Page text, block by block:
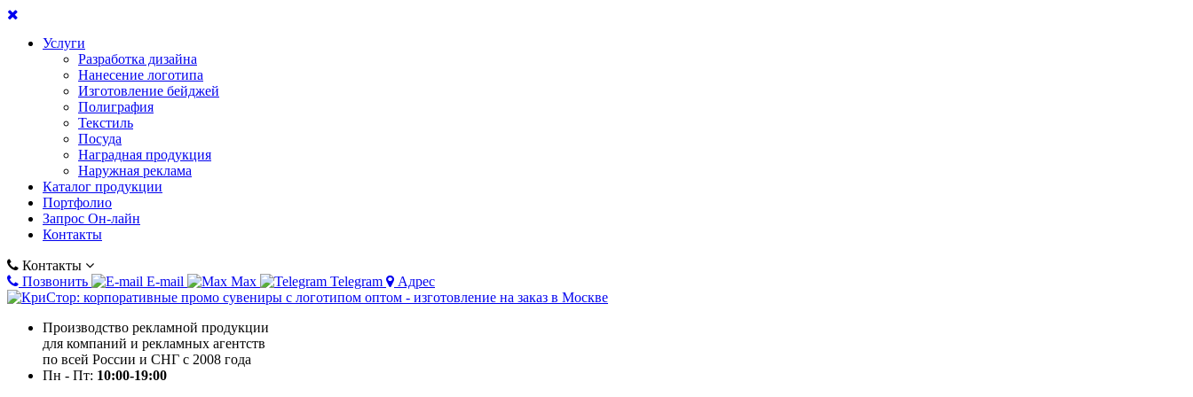
Услуги
Разработка дизайна
Нанесение логотипа
Изготовление бейджей
Полиграфия
Текстиль
Посуда
Наградная продукция
Наружная реклама
Каталог продукции
Портфолио
Запрос Он-лайн
Контакты
Контакты
Позвонить
E-mail Max Telegram Адрес
Производство рекламной продукции
для компаний и рекламных агентств
по всей России и СНГ с 2008 года
Пн - Пт: 10:00-19:00